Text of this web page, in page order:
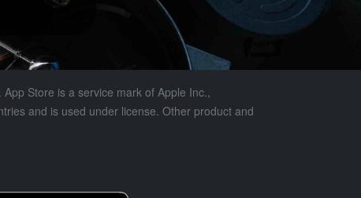
Store is a service mark of Apple Inc.,
and is used under license. Other product and